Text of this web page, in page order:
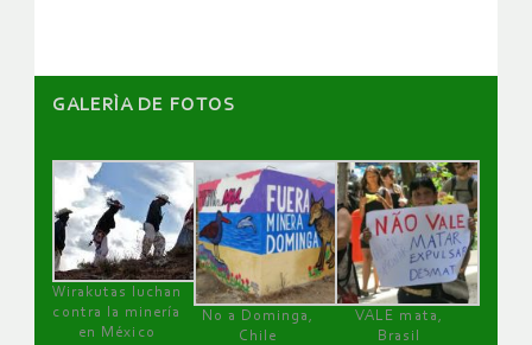
GALERÌA DE FOTOS
Wirakutas luchan
contra la minería
en México
No a Dominga,
Chile
VALE mata,
Brasil